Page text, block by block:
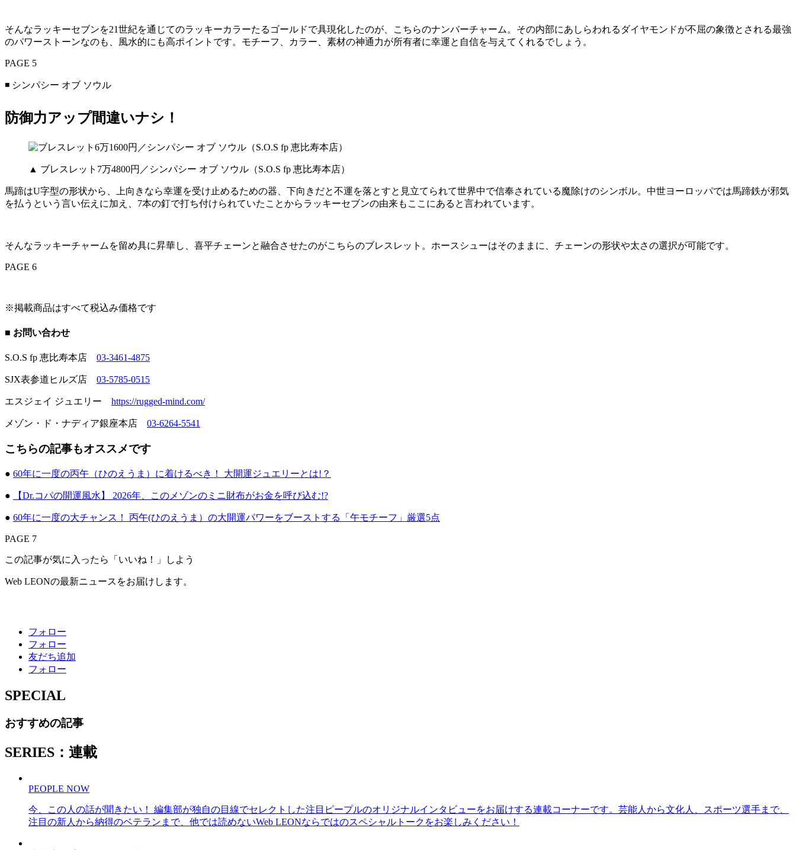
そんなラッキーセブンを21世紀を通じてのラッキーカラーたるゴールドで具現化したのが、こちらのナンバーチャーム。その内部にあしらわれるダイヤモンドが不屈の象徴とされる最強
のパワーストーンなのも、風水的にも高ポイントです。モチーフ、カラー、素材の神通力が所有者に幸運と自信を与えてくれるでしょう。
PAGE 5
◾️ シンパシー オブ ソウル
防御力アップ間違いナシ！
▲ ブレスレット7万4800円／シンパシー オブ ソウル（S.O.S fp 恵比寿本店）
馬蹄はU字型の形状から、上向きなら幸運を受け止めるための器、下向きだと不運を落とすと見立てられて世界中で信奉されている魔除けのシンボル。中世ヨーロッパでは馬蹄鉄が邪気
を払うという言い伝えに加え、7本の釘で打ち付けられていたことからラッキーセブンの由来もここにあると言われています。
そんなラッキーチャームを留め具に昇華し、喜平チェーンと融合させたのがこちらのブレスレット。ホースシューはそのままに、チェーンの形状や太さの選択が可能です。
PAGE 6
※掲載商品はすべて税込み価格です
■ お問い合わせ
S.O.S fp 恵比寿本店 03-3461-4875
SJX表参道ヒルズ店 03-5785-0515
エスジェイ ジュエリー https://rugged-mind.com/
メゾン・ド・ナディア銀座本店 03-6264-5541
こちらの記事もオススメです
● 60年に一度の丙午（ひのえうま）に着けるべき！ 大開運ジュエリーとは!？
● 【Dr.コパの開運風水】 2026年、このメゾンのミニ財布がお金を呼び込む!?
● 60年に一度の大チャンス！ 丙午(ひのえうま）の大開運パワーをブーストする「午モチーフ」厳選5点
PAGE 7
この記事が気に入ったら「いいね！」しよう
Web LEONの最新ニュースをお届けします。
フォロー
フォロー
友だち追加
フォロー
SPECIAL
おすすめの記事
SERIES：連載
PEOPLE NOW
今、この人の話が聞きたい！ 編集部が独自の目線でセレクトした注目ピープルのオリジナルインタビューをお届けする連載コーナーです。芸能人から文化人、スポーツ選手まで、
注目の新人から納得のベテランまで、他では読めないWeb LEONならではのスペシャルトークをお楽しみください！